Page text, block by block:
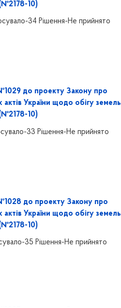
10)
34 Рішення-Не прийнято
до проекту Закону про
України щодо обігу земель
10)
33 Рішення-Не прийнято
до проекту Закону про
України щодо обігу земель
10)
35 Рішення-Не прийнято